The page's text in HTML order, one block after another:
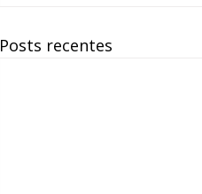
Posts recentes